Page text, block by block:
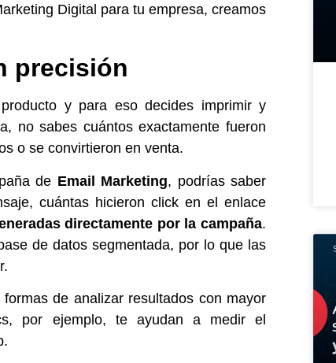
Digital para tu empresa, creamos
precisión
y para eso decides imprimir y
no sabes cuántos exactamente fueron
o se convirtieron en venta.
de Email Marketing, podrías saber
cuántas hicieron click en el enlace
directamente por la campaña.
de datos segmentada, por lo que las
de analizar resultados con mayor
por ejemplo, te ayudan a medir el